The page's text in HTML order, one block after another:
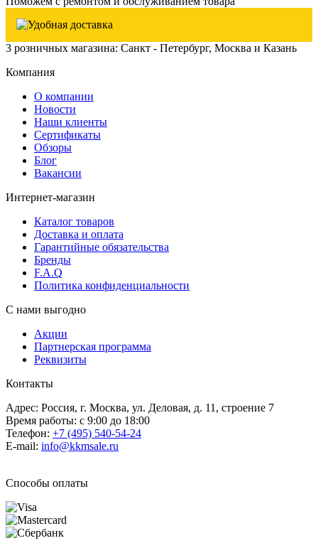
3 розничных магазина: Санкт - Петербург, Москва и Казань
Компания
О компании
Новости
Наши клиенты
Сертификаты
Обзоры
Блог
Вакансии
Интернет-магазин
Каталог товаров
Доставка и оплата
Гарантийные обязательства
Бренды
F.A.Q
Политика конфиденциальности
С нами выгодно
Акции
Партнерская программа
Реквизиты
Контакты
Адрес: Россия, г. Москва, ул. Деловая, д. 11, строение 7
Время работы: с 9:00 до 18:00
Телефон: +7 (495) 540-54-24
E-mail: info@kkmsale.ru
Способы оплаты